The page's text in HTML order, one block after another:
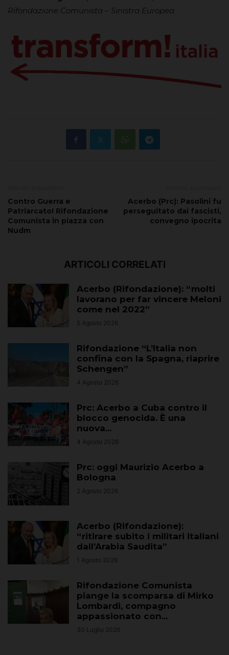
Rifondazione Comunista – Sinistra Europea
Contro Guerra e
Patriarcato! Rifondazione
Comunista in piazza con
Nudm
Acerbo (Prc): Pasolini fu
perseguitato dai fascisti,
convegno ipocrita
ARTICOLI CORRELATI
Acerbo (Rifondazione): “molti
lavorano per far vincere Meloni
come nel 2022”
5 Agosto 2026
Rifondazione “L’Italia non
confina con la Spagna, riaprire
Schengen”
4 Agosto 2026
Prc: Acerbo a Cuba contro il
blocco genocida. È una
nuova...
4 Agosto 2026
Prc: oggi Maurizio Acerbo a
Bologna
2 Agosto 2026
Acerbo (Rifondazione):
“ritirare subito i militari italiani
dall’Arabia Saudita”
1 Agosto 2026
Rifondazione Comunista
piange la scomparsa di Mirko
Lombardi, compagno
appassionato con...
30 Luglio 2026